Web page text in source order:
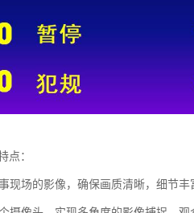
点：
现场的影像，确保画质清晰，细节